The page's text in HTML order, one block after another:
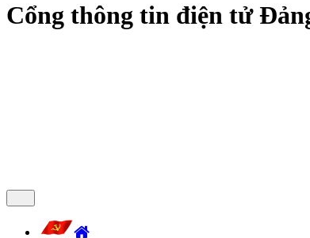
Cổng thông tin điện tử